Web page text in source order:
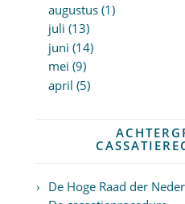
augustus (1)
juli (13)
juni (14)
mei (9)
april (5)
De Hoge Raad der